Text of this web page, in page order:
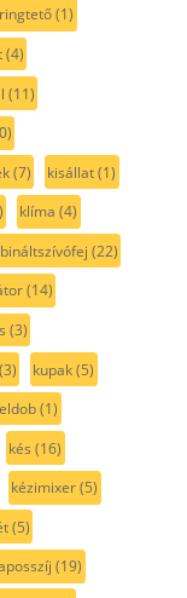
(1)
(4)
(11)
(7) kisállat(1)
klíma (4)
(22)
(14)
(3)
kupak(5)
(1)
kés (16)
kézimixer(5)
(5)
(19)